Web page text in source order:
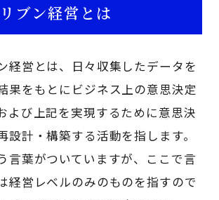
ブン経営とは
経営とは、日々収集したデータを
果をもとにビジネス上の意思決定
よび上記を実現するために意思決
設計・構築する活動を指します。
言葉がついていますが、ここで言
経営レベルのみのものを指すので